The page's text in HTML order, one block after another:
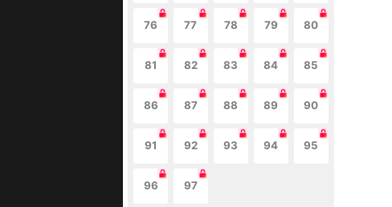
76 77 78 79 80
81 82 83 84 85
86 87 88 89 90
91 92 93 94 95
96 97